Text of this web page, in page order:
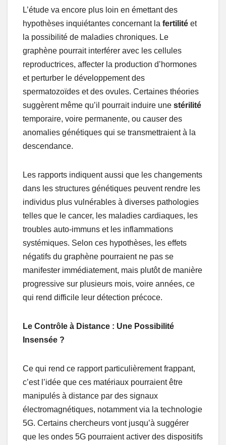
L’étude va encore plus loin en émettant des
hypothèses inquiétantes concernant la fertilité et
la possibilité de maladies chroniques. Le
graphène pourrait interférer avec les cellules
reproductrices, affecter la production d’hormones
et perturber le développement des
spermatozoïdes et des ovules. Certaines théories
suggèrent même qu’il pourrait induire une stérilité
temporaire, voire permanente, ou causer des
anomalies génétiques qui se transmettraient à la
descendance.
Les rapports indiquent aussi que les changements
dans les structures génétiques peuvent rendre les
individus plus vulnérables à diverses pathologies
telles que le cancer, les maladies cardiaques, les
troubles auto-immuns et les inflammations
systémiques. Selon ces hypothèses, les effets
négatifs du graphène pourraient ne pas se
manifester immédiatement, mais plutôt de manière
progressive sur plusieurs mois, voire années, ce
qui rend difficile leur détection précoce.
Le Contrôle à Distance : Une Possibilité
Insensée ?
Ce qui rend ce rapport particulièrement frappant,
c’est l’idée que ces matériaux pourraient être
manipulés à distance par des signaux
électromagnétiques, notamment via la technologie
5G. Certains chercheurs vont jusqu’à suggérer
que les ondes 5G pourraient activer des dispositifs